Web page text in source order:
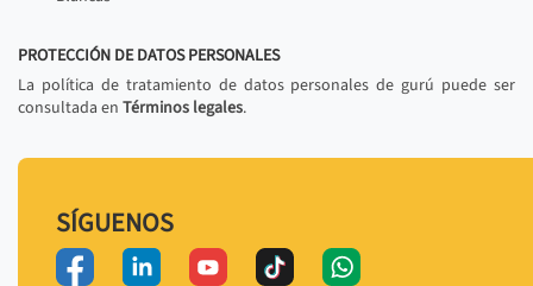
PROTECCIÓN DE DATOS PERSONALES
La política de tratamiento de datos personales de gurú puede ser
consultada en Términos legales.
SÍGUENOS